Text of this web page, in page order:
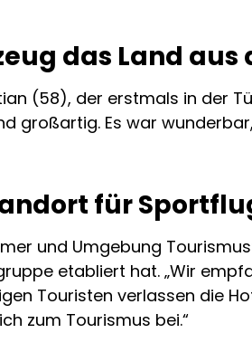
das Land aus
(58), der erstmals in der
großartig. Es war
für
und Umgebung
etabliert hat. „Wir
Touristen verlassen die
zum Tourismus bei.“